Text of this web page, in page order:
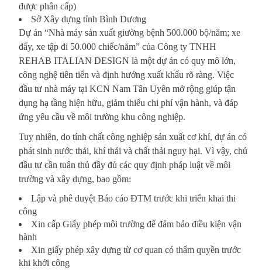
được phân cấp)
Sở Xây dựng tỉnh Bình Dương
Dự án “Nhà máy sản xuất giường bệnh 500.000 bộ/năm; xe
đẩy, xe tập đi 50.000 chiếc/năm” của Công ty TNHH
REHAB ITALIAN DESIGN là một dự án có quy mô lớn,
công nghệ tiên tiến và định hướng xuất khẩu rõ ràng. Việc
đầu tư nhà máy tại KCN Nam Tân Uyên mở rộng giúp tận
dụng hạ tầng hiện hữu, giảm thiểu chi phí vận hành, và đáp
ứng yêu cầu về môi trường khu công nghiệp.
Tuy nhiên, do tính chất công nghiệp sản xuất cơ khí, dự án có
phát sinh nước thải, khí thải và chất thải nguy hại. Vì vậy, chủ
đầu tư cần tuân thủ đầy đủ các quy định pháp luật về môi
trường và xây dựng, bao gồm:
Lập và phê duyệt Báo cáo ĐTM trước khi triển khai thi
công
Xin cấp Giấy phép môi trường để đảm bảo điều kiện vận
hành
Xin giấy phép xây dựng từ cơ quan có thẩm quyền trước
khi khởi công